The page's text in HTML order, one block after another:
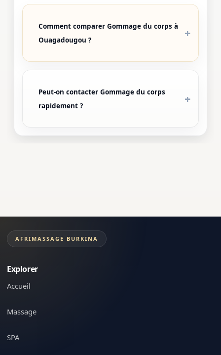
Comment comparer Gommage du corps à
Ouagadougou ?
Peut-on contacter Gommage du corps
rapidement ?
AFRIMASSAGE BURKINA
Explorer
Accueil
Massage
SPA